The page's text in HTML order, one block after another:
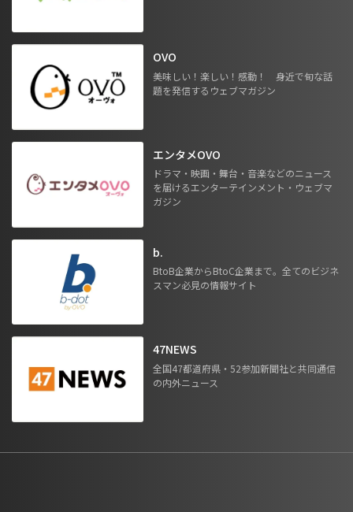
OVO
美味しい！楽しい！感動！ 身近で旬な話
題を発信するウェブマガジン
エンタメOVO
ドラマ・映画・舞台・音楽などのニュース
を届けるエンターテインメント・ウェブマ
ガジン
b.
BtoB企業からBtoC企業まで。全てのビジネ
スマン必見の情報サイト
47NEWS
全国47都道府県・52参加新聞社と共同通信
の内外ニュース